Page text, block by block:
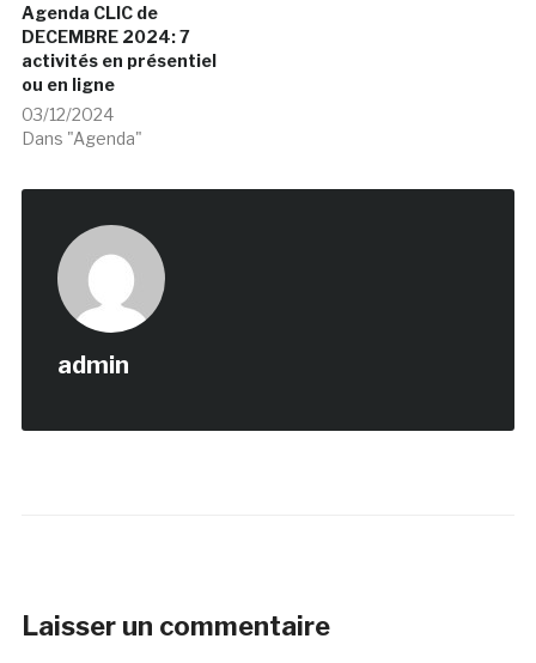
Agenda CLIC de
DECEMBRE 2024: 7
activités en présentiel
ou en ligne
03/12/2024
Dans "Agenda"
admin
Laisser un commentaire